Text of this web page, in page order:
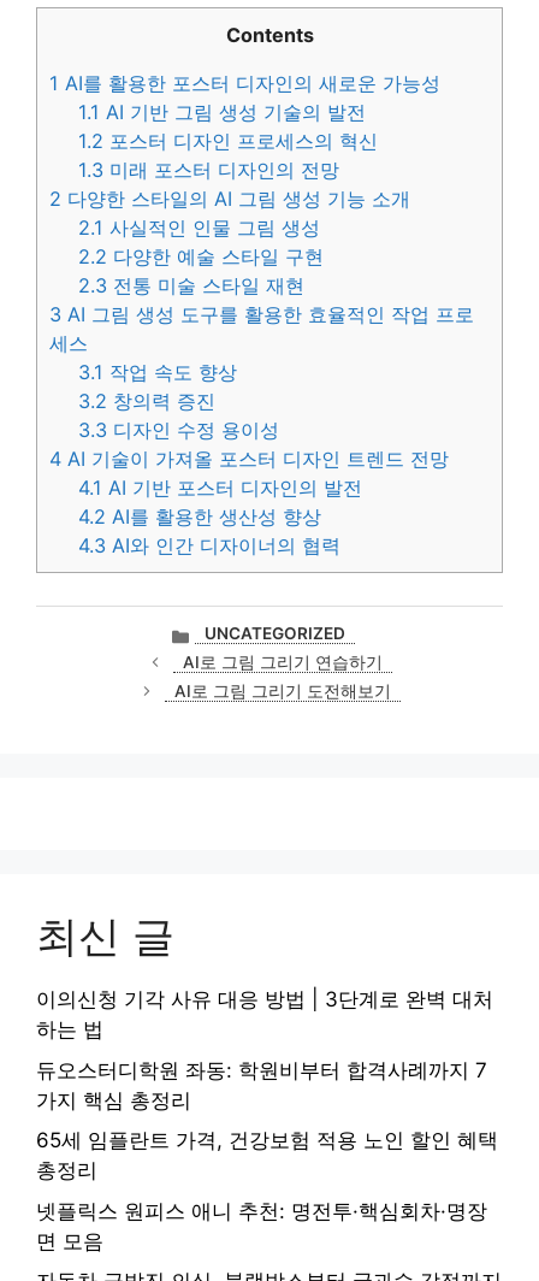
Contents
1 AI를 활용한 포스터 디자인의 새로운 가능성
1.1 AI 기반 그림 생성 기술의 발전
1.2 포스터 디자인 프로세스의 혁신
1.3 미래 포스터 디자인의 전망
2 다양한 스타일의 AI 그림 생성 기능 소개
2.1 사실적인 인물 그림 생성
2.2 다양한 예술 스타일 구현
2.3 전통 미술 스타일 재현
3 AI 그림 생성 도구를 활용한 효율적인 작업 프로
세스
3.1 작업 속도 향상
3.2 창의력 증진
3.3 디자인 수정 용이성
4 AI 기술이 가져올 포스터 디자인 트렌드 전망
4.1 AI 기반 포스터 디자인의 발전
4.2 AI를 활용한 생산성 향상
4.3 AI와 인간 디자이너의 협력
카
테
고
리
UNCATEGORIZED
AI로 그림 그리기 연습하기
AI로 그림 그리기 도전해보기
최신 글
이의신청 기각 사유 대응 방법 | 3단계로 완벽 대처
하는 법
듀오스터디학원 좌동: 학원비부터 합격사례까지 7
가지 핵심 총정리
65세 임플란트 가격, 건강보험 적용 노인 할인 혜택
총정리
넷플릭스 원피스 애니 추천: 명전투·핵심회차·명장
면 모음